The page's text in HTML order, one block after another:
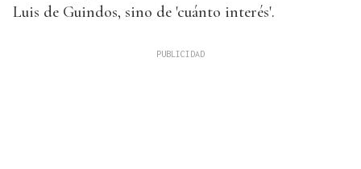
Luis de Guindos, sino de 'cuánto interés'.